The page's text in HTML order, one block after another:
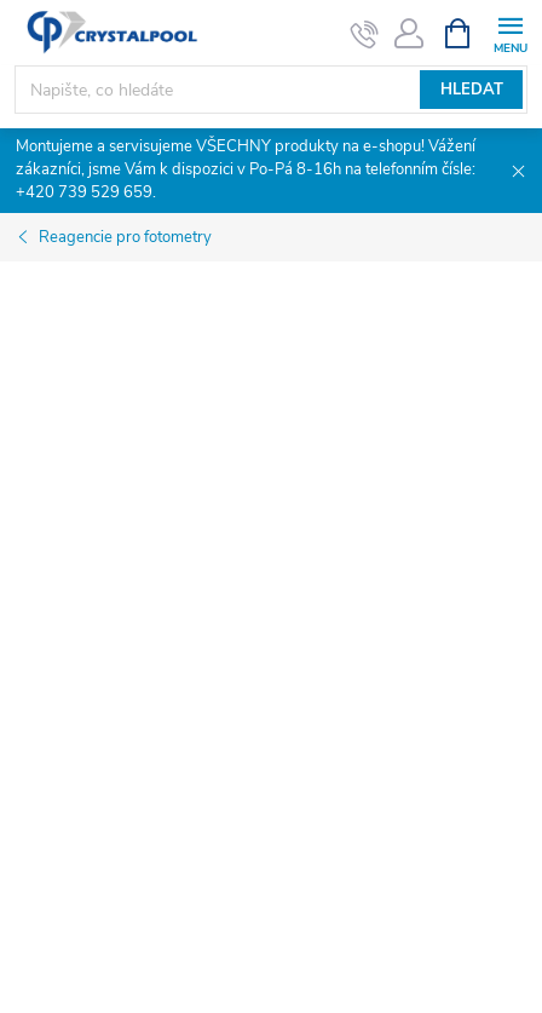
Přejít
obsah
HLEDAT
NÁKUPNÍ
KOŠÍK
Montujeme a servisujeme VŠECHNY produkty na e-shopu! Vážení
zákazníci, jsme Vám k dispozici v Po-Pá 8-16h na telefonním čísle:
+420 739 529 659.
Reagencie pro fotometry